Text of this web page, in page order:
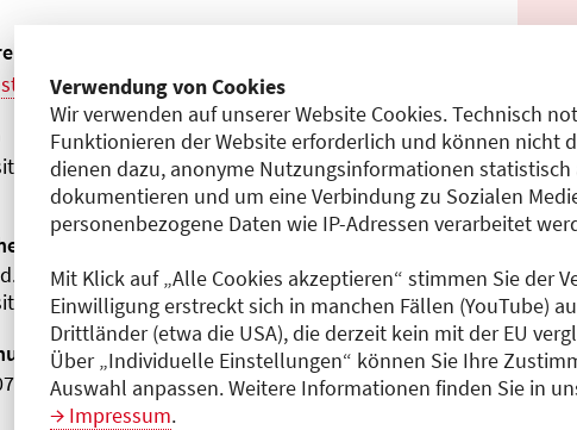
Verwendung von Cookies
Wir verwenden auf unserer Website Cookies. Technisch
Funktionieren der Website erforderlich und können nicht
dienen dazu, anonyme Nutzungsinformationen statistisch
dokumentieren und um eine Verbindung zu Sozialen
personenbezogene Daten wie IP-Adressen verarbeitet
Mit Klick auf „Alle Cookies akzeptieren“ stimmen Sie der
Einwilligung erstreckt sich in manchen Fällen (YouTube)
Drittländer (etwa die USA), die derzeit kein mit der EU
Über „Individuelle Einstellungen“ können Sie Ihre
Auswahl anpassen. Weitere Informationen finden Sie in
Impressum.
dieser Reihe (9)
Berlin
Leitung
Frank Heppner
Berlin